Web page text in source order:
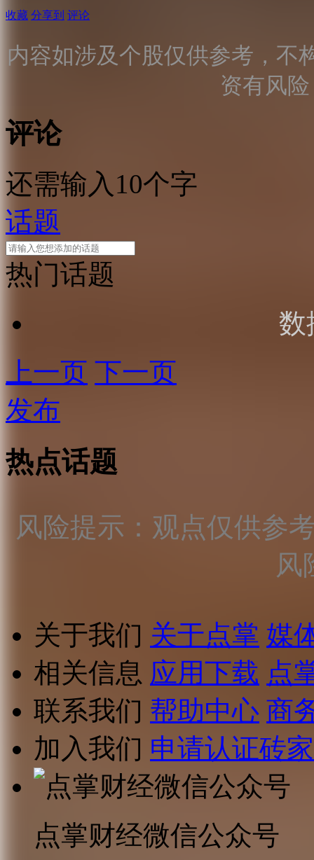
收藏 分享到 评论
内容如涉及个股仅供参考，不
资有风
评论
还需输入10个字
话题
热门话题
数
上一页 下一页
发布
热点话题
风险提示：观点仅供参
风
关于我们 关于点掌 媒
相关信息 应用下载 点
联系我们 帮助中心 商
加入我们 申请认证砖家
点掌财经微信公众号